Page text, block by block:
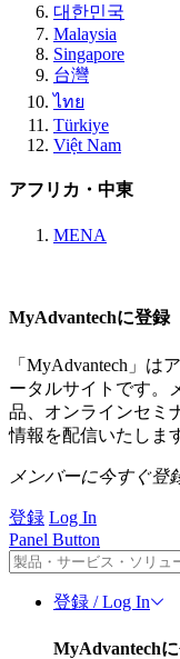
대한민국
Malaysia
Singapore
台灣
ไทย
Türkiye
Việt Nam
アフリカ・中東
MENA
MyAdvantechに登録
「MyAdvantech」
ータルサイトです。
品、オンラインセミ
情報を配信いたしま
メンバーに今すぐ登
登録 Log In
Panel Button
登録 / Log In
MyAdvantech